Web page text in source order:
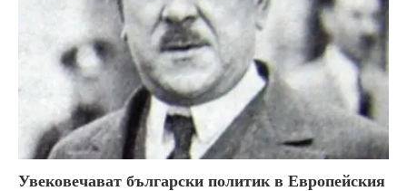
Увековечават български политик в Европейския